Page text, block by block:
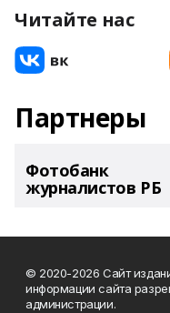
Читайте нас
Партнеры
Фотобанк
журналистов РБ
© 2020-2026 Сайт
информации сайта
администрации.